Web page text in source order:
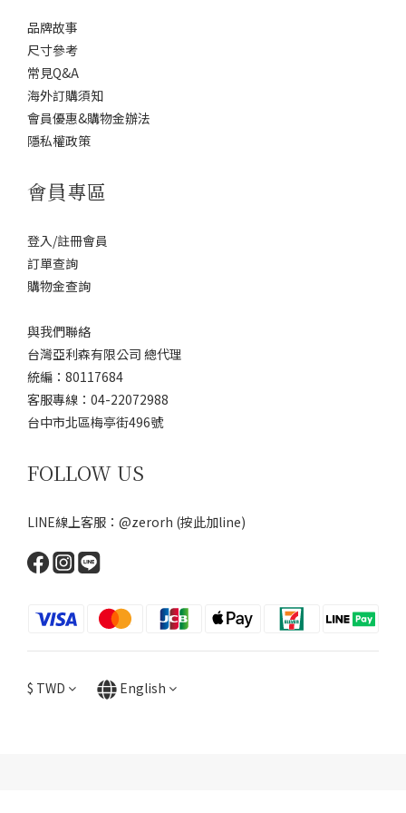
品牌故事
尺寸參考
常見Q&A
海外訂購須知
會員優惠&購物金辦法
隱私權政策
會員專區
登入/註冊會員
訂單查詢
購物金查詢
與我們聯絡
台灣亞利森有限公司 總代理
統編：80117684
客服專線：04-22072988
台中市北區梅亭街496號
FOLLOW US
LINE線上客服：@zerorh (按此加line)
$ TWD English